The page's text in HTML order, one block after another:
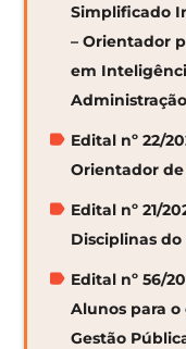
Simplificado
– Orientador
em
Edital nº 22/
Orientador de
Edital nº 21/
Disciplinas do
Edital nº 56/
Alunos para o
Gestão